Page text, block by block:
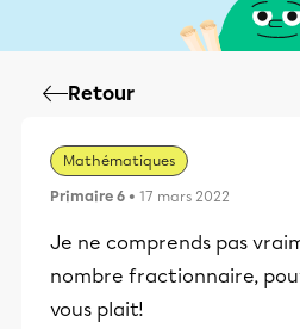
Retour
Mathématiques
Primaire 6 • 17 mars 2022
Je ne comprends pas
nombre fractionnaire,
vous plait!